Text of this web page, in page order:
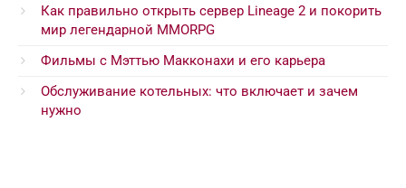
Как правильно открыть сервер Lineage 2 и покорить
мир легендарной MMORPG
Фильмы с Мэттью Макконахи и его карьера
Обслуживание котельных: что включает и зачем
нужно